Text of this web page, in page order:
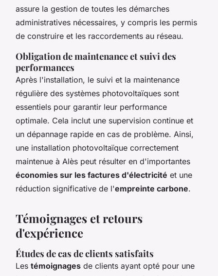
assure la gestion de toutes les démarches
administratives nécessaires, y compris les permis
de construire et les raccordements au réseau.
Obligation de maintenance et suivi des
performances
Après l'installation, le suivi et la maintenance
régulière des systèmes photovoltaïques sont
essentiels pour garantir leur performance
optimale. Cela inclut une supervision continue et
un dépannage rapide en cas de problème. Ainsi,
une installation photovoltaïque correctement
maintenue à Alès peut résulter en d'importantes
économies sur les factures d'électricité et une
réduction significative de l'empreinte carbone.
Témoignages et retours
d'expérience
Études de cas de clients satisfaits
Les témoignages de clients ayant opté pour une